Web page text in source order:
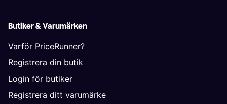
Butiker & Varumärken
Varför PriceRunner?
Registrera din butik
Login för butiker
Registrera ditt varumärke